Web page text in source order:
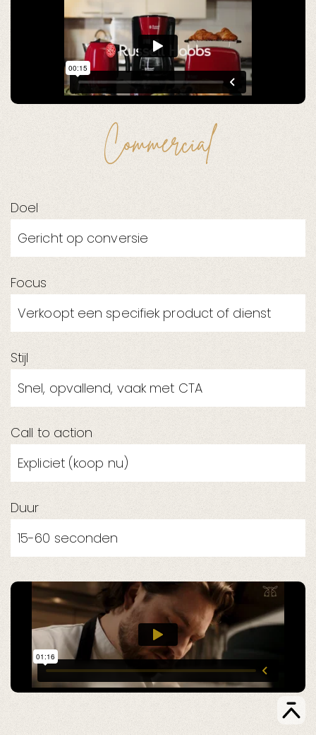
Commercial
Doel
Gericht op conversie
Focus
Verkoopt een specifiek product of dienst
Stijl
Snel, opvallend, vaak met CTA
Call to action
Expliciet (koop nu)
Duur
15-60 seconden